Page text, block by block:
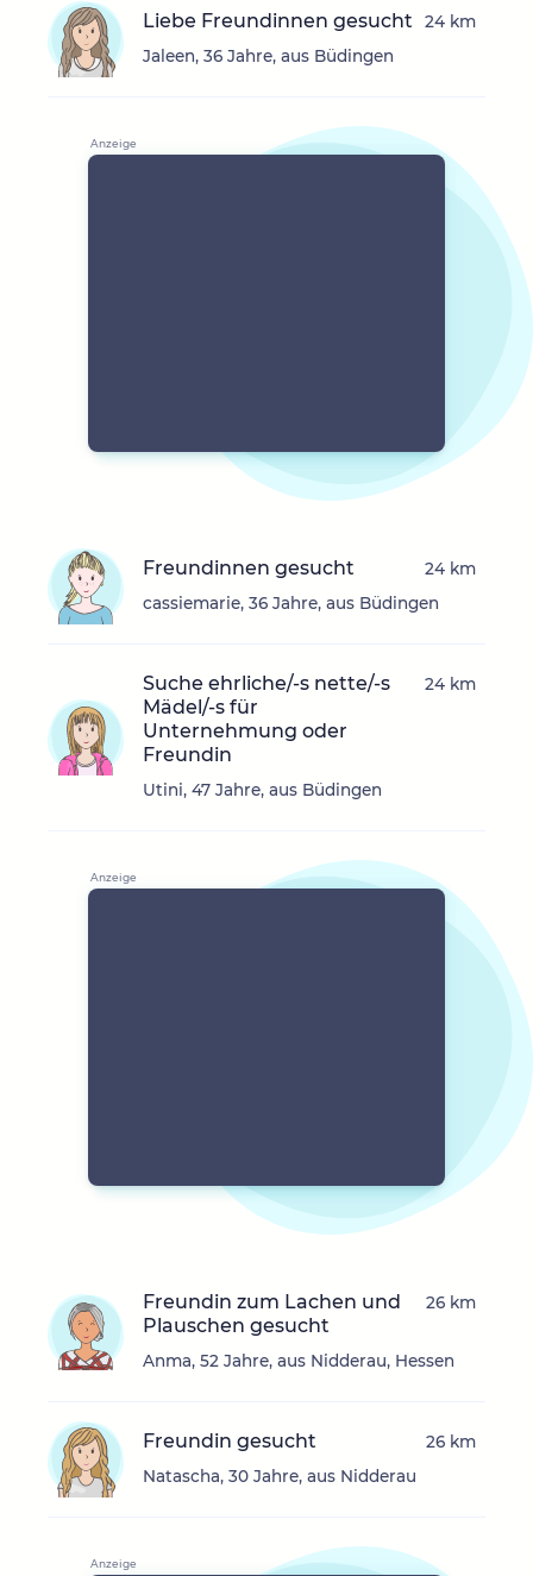
Liebe Freundinnen gesucht
Jaleen, 36 Jahre, aus Büdingen
24 km
Freundinnen gesucht
cassiemarie, 36 Jahre, aus Büdingen
24 km
Suche ehrliche/-s nette/-s
Mädel/-s für
Unternehmung oder
Freundin
Utini, 47 Jahre, aus Büdingen
24 km
Freundin zum Lachen und
Plauschen gesucht
Anma, 52 Jahre, aus Nidderau, Hessen
26 km
Freundin gesucht
Natascha, 30 Jahre, aus Nidderau
26 km